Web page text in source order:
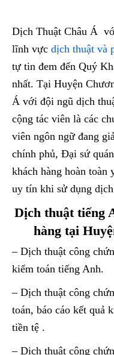
Dịch Thuật Châu Á
lĩnh vực dịch thuật và
tự tin đem đến Quý
nhất. Tại Huyện
Á với đội ngũ dịch
cộng tác viên là các
viên ngôn ngữ đang
chính phủ, Đại sứ
khách hàng hoàn toàn
uy tín khi sử dụng
Dịch thuật tiếng
hàng tại
– Dịch thuật công
kiểm toán tiếng Anh.
– Dịch thuật công
toán, báo cáo kết quả
tiền tệ .
– Dịch thuật công